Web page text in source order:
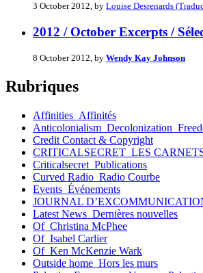
3 October 2012, by Louise Desrenards
2012 / October Excerpts /
8 October 2012, by Wendy Kay Johnson
Rubriques
Affinities_Affinités
Credit Contact & Copyright
CRITICALSECRET_LES
Criticalsecret_Publications
Curved Radio_Radio Courbe
Events_Événements
JOURNAL
Latest News_Dernières nouvelles
Of_Christina McPhee
Of_Isabel Carlier
Of_Ken McKenzie Wark
Outside home_Hors les murs